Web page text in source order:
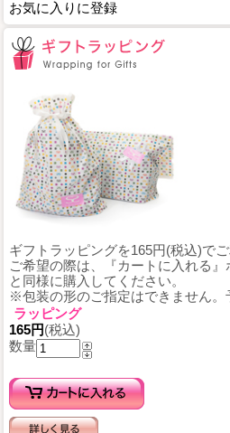
お気に入りに登録
ギフトラッピングを165円(税込)で
ご希望の際は、『カートに入れる
と同様に購入してください。
※包装の形のご指定はできません。
ラッピング
165円(税込)
数量